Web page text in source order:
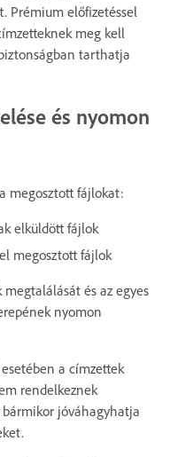
Prémium előfizetéssel
meg kell
tarthatja
és nyomon
megosztott fájlokat:
elküldött fájlok
megosztott fájlok
és az egyes
nyomon
a címzettek
rendelkeznek
jóváhagyhatja